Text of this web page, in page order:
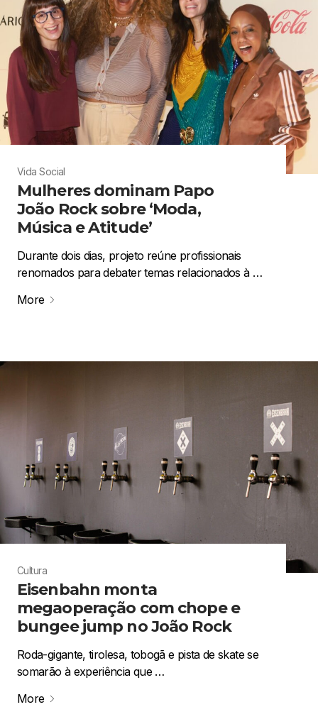
Vida Social
Mulheres dominam Papo
João Rock sobre ‘Moda,
Música e Atitude’
Durante dois dias, projeto reúne profissionais
renomados para debater temas relacionados à …
More
Cultura
Eisenbahn monta
megaoperação com chope e
bungee jump no João Rock
Roda-gigante, tirolesa, tobogã e pista de skate se
somarão à experiência que …
More